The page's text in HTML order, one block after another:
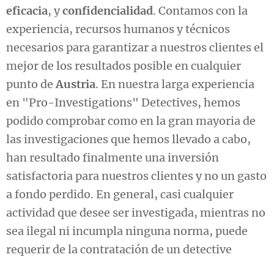
eficacia, yconfidencialidad. Contamos con la
experiencia, recursos humanos y técnicos
necesarios para garantizar a nuestros clientes el
mejor de los resultados posible en cualquier
punto deAustria. En nuestra larga experiencia
en "Pro-Investigations" Detectives, hemos
podido comprobar como en la gran mayoria de
las investigaciones que hemos llevado a cabo,
han resultado finalmente una inversión
satisfactoria para nuestros clientes y no un gasto
a fondo perdido. En general, casi cualquier
actividad que desee ser investigada, mientras no
sea ilegal ni incumpla ninguna norma, puede
requerir de la contratación de un detective